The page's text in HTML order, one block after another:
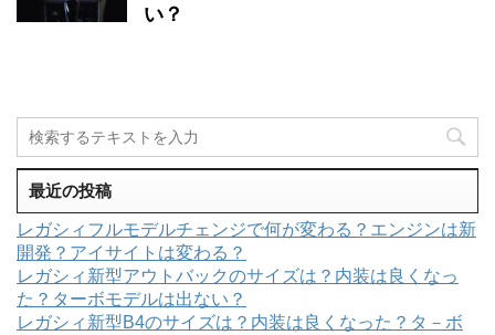
い？
最近の投稿
レガシィフルモデルチェンジで何が変わる？エンジンは新
開発？アイサイトは変わる？
レガシィ新型アウトバックのサイズは？内装は良くなっ
た？ターボモデルは出ない？
レガシィ新型B4のサイズは？内装は良くなった？タ－ボ